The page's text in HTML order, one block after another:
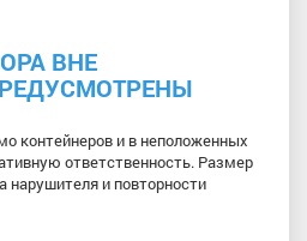
ВНЕ
контейнеров и в неположенных
ответственность. Размер
нарушителя и повторности